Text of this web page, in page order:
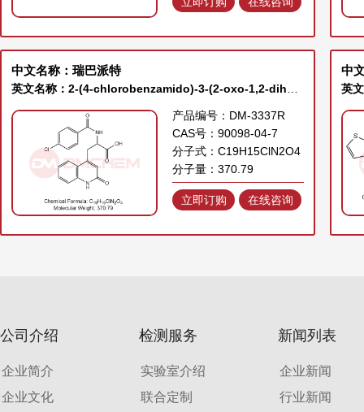
中文名称：瑞巴派特
英文名称：2-(4-chlorobenzamido)-3-(2-oxo-1,2-dihydroquinolin-4-yl)propanoic acid
产品编号：DM-3337R
CAS号：90098-04-7
分子式：C19H15ClN2O4
分子量：370.79
立即订购 在线咨询
公司介绍
企业简介
企业文化
检测服务
实验室介绍
联合定制
新闻列表
企业新闻
行业新闻